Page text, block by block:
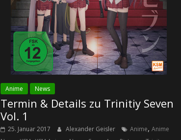
Anime
News
Termin & Details zu Trinitiy Seven
Vol. 1
25. Januar 2017 Alexander Geisler Anime,Anime